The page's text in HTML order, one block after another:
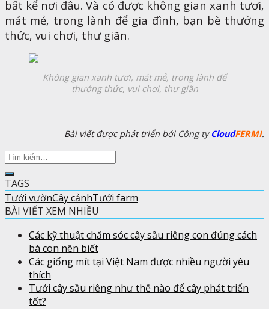
bất kể nơi đâu. Và có được không gian xanh tươi,
mát mẻ, trong lành để gia đình, bạn bè thưởng
thức, vui chơi, thư giãn.
Không gian xanh tươi, mát mẻ, trong lành để
thưởng thức, vui chơi, thư giãn
Bài viết được phát triển bởi Công tyCloudFERMI.
TAGS
Tưới vườnCây cảnhTưới farm
BÀI VIẾT XEM NHIỀU
Các kỹ thuật chăm sóc cây sầu riêng con đúng cách
bà con nên biết
Các giống mít tại Việt Nam được nhiều người yêu
thích
Tưới cây sầu riêng như thế nào để cây phát triển
tốt?